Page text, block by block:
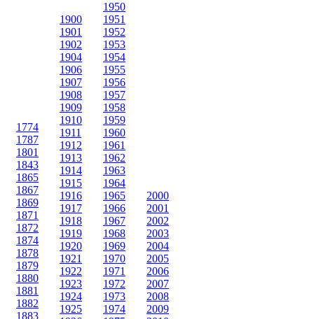
1774
1787
1801
1843
1865
1867
1869
1871
1872
1874
1878
1879
1880
1881
1882
1883
1900
1901
1902
1904
1906
1907
1908
1909
1910
1911
1912
1913
1914
1915
1916
1917
1918
1919
1920
1921
1922
1923
1924
1925
1950
1951
1952
1953
1954
1955
1956
1957
1958
1959
1960
1961
1962
1963
1964
1965
1966
1967
1968
1969
1970
1971
1972
1973
1974
2000
2001
2002
2003
2004
2005
2006
2007
2008
2009